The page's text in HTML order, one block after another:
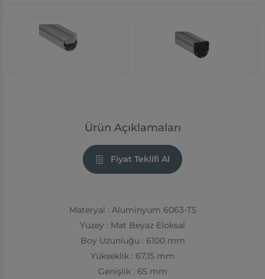
Ürün Açıklamaları
Fiyat Teklifi Al
Materyal : Aluminyum 6063-T5
Yüzey : Mat Beyaz Eloksal
Boy Uzunluğu : 6100 mm
Yükseklik : 67,15 mm
Genişlik : 65 mm